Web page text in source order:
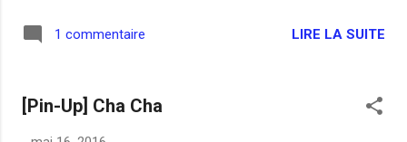
sur une chose (j'avais un doute): les
pognon. Mais comme leurs idées de
1 commentaire LIRE LA SUITE
[Pin-Up] Cha Cha